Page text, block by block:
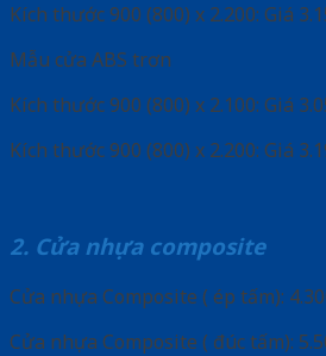
Kích thước 900 (800) x 2.200: Giá
Mẫu cửa ABS trơn
Kích thước 900 (800) x 2.100: Giá
Kích thước 900 (800) x 2.200: Giá
2. Cửa nhựa composite
Cửa nhựa Composite ( ép tấm):
Cửa nhựa Composite ( đúc tấm):